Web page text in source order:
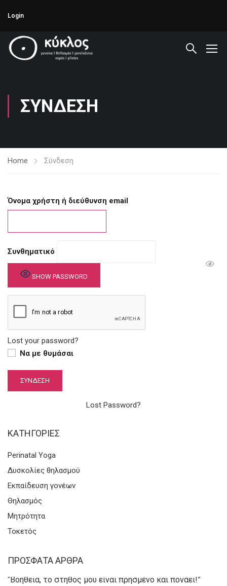
Login
ΣΎΝΔΕΣΗ
Home Σύνδεση
Όνομα χρήστη ή διεύθυνση email
Συνθηματικό
SHOW PASSWORD
Lost your password?
Να με θυμάσαι
Lost Password?
KΑΤΗΓΟΡΊΕΣ
Perinatal Yoga
Δυσκολίες θηλασμού
Εκπαίδευση γονέων
Θηλασμός
Μητρότητα
Τοκετός
ΠΡΌΣΦΑΤΑ ΆΡΘΡΑ
“Βοήθεια, το στήθος μου είναι πρησμένο και πονάει!”